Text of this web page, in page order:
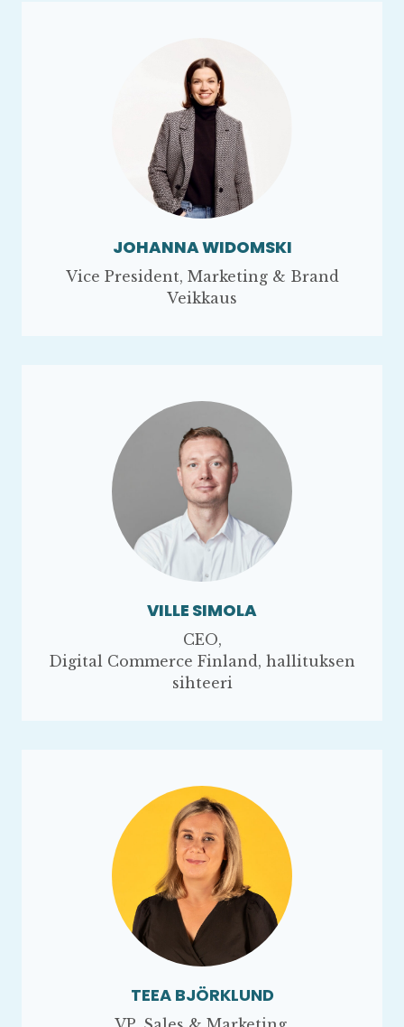
JOHANNA WIDOMSKI
Vice President, Marketing & Brand
Veikkaus
VILLE SIMOLA
CEO,
Digital Commerce Finland, hallituksen
sihteeri
TEEA BJÖRKLUND